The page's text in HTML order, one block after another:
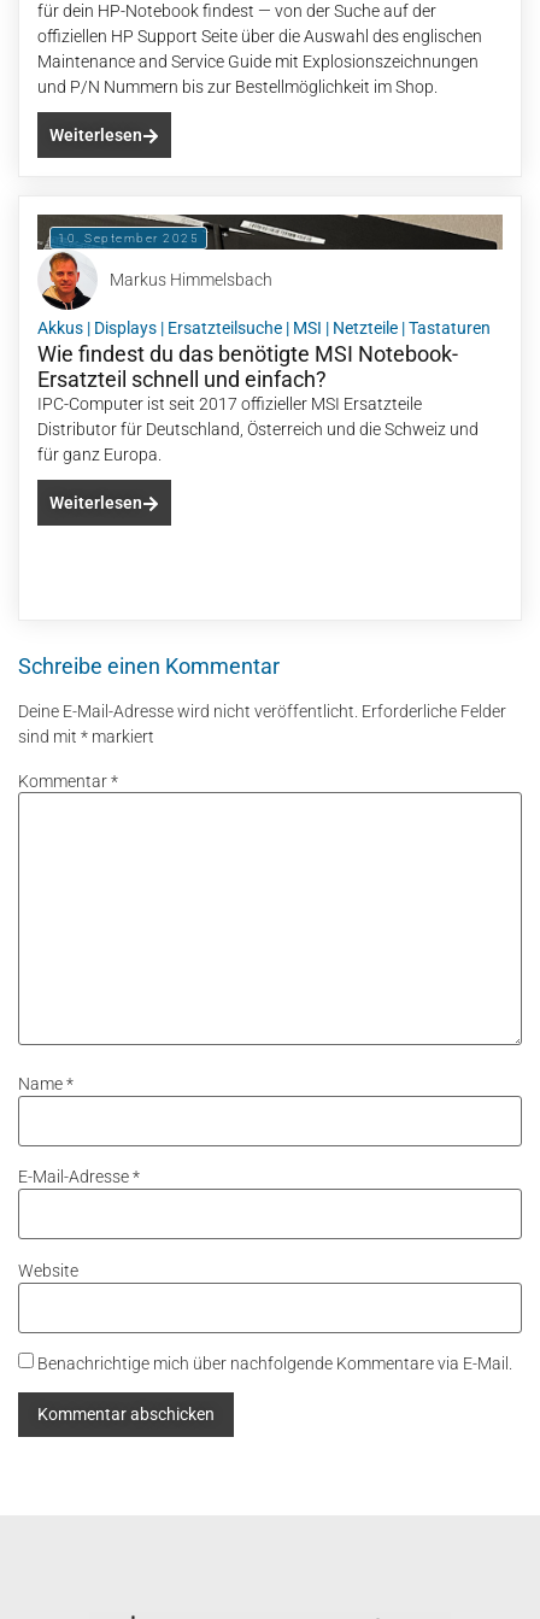
für dein HP-Notebook findest — von der Suche auf der
offiziellen HP Support Seite über die Auswahl des englischen
Maintenance and Service Guide mit Explosionszeichnungen
und P/N Nummern bis zur Bestellmöglichkeit im Shop.
Weiterlesen
10. September 2025
Markus Himmelsbach
Akkus | Displays | Ersatzteilsuche | MSI | Netzteile |Tastaturen
Wie findest du das benötigte MSI Notebook-
Ersatzteil schnell und einfach?
IPC-Computer ist seit 2017 offizieller MSI Ersatzteile
Distributor für Deutschland, Österreich und die Schweiz und
für ganz Europa.
Weiterlesen
Schreibe einen Kommentar
Deine E-Mail-Adresse wird nicht veröffentlicht. Erforderliche Felder
sind mit * markiert
Kommentar*
Name*
E-Mail-Adresse*
Website
Benachrichtige mich über nachfolgende Kommentare via E-Mail.